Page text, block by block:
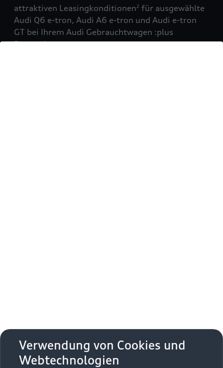
attraktiven Leasingkonditionen2 für ausgewählte
Audi Q6 e-tron, Audi A6 e-tron und Audi e-tron
GT bei Ihrem Audi Gebrauchtwagen :plus
Partner!
Zurück nach oben
Modelle
Verwendung von Cookies und
Webtechnologien